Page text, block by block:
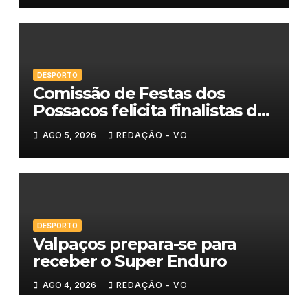
DESPORTO
Comissão de Festas dos
Possacos felicita finalistas do
Torneio de Sueca
AGO 5, 2026 REDAÇÃO - VO
DESPORTO
Valpaços prepara-se para
receber o Super Enduro
AGO 4, 2026 REDAÇÃO - VO